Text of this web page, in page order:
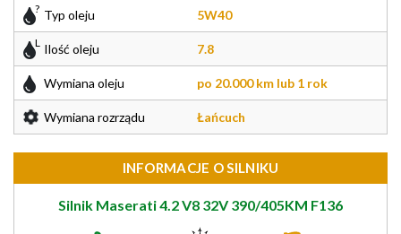
Typ oleju 5W40
Ilość oleju 7.8
Wymiana oleju po 20.000 km lub 1 rok
Wymiana rozrządu Łańcuch
INFORMACJE O SILNIKU
Silnik Maserati 4.2 V8 32V 390/405KM F136